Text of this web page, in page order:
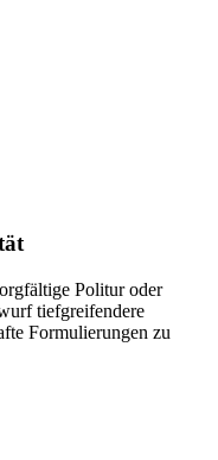
Politur oder
tiefgreifendere
Formulierungen zu